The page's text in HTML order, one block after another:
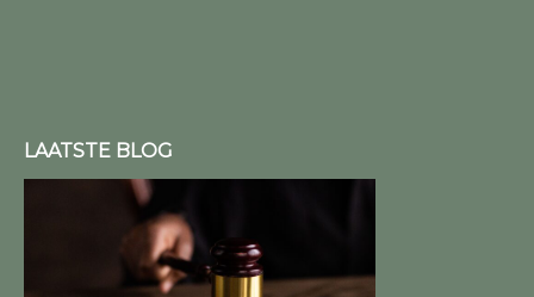
LAATSTE BLOG